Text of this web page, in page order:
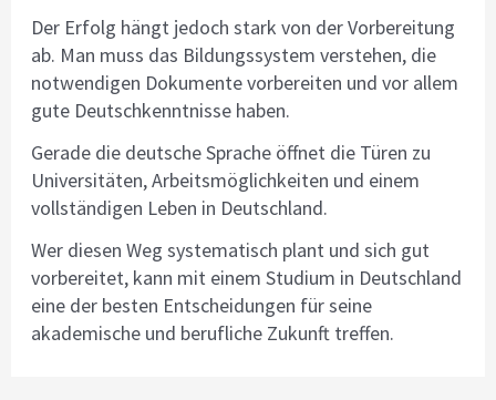
Der Erfolg hängt jedoch stark von der Vorbereitung
ab. Man muss das Bildungssystem verstehen, die
notwendigen Dokumente vorbereiten und vor allem
gute Deutschkenntnisse haben.
Gerade die deutsche Sprache öffnet die Türen zu
Universitäten, Arbeitsmöglichkeiten und einem
vollständigen Leben in Deutschland.
Wer diesen Weg systematisch plant und sich gut
vorbereitet, kann mit einem Studium in Deutschland
eine der besten Entscheidungen für seine
akademische und berufliche Zukunft treffen.